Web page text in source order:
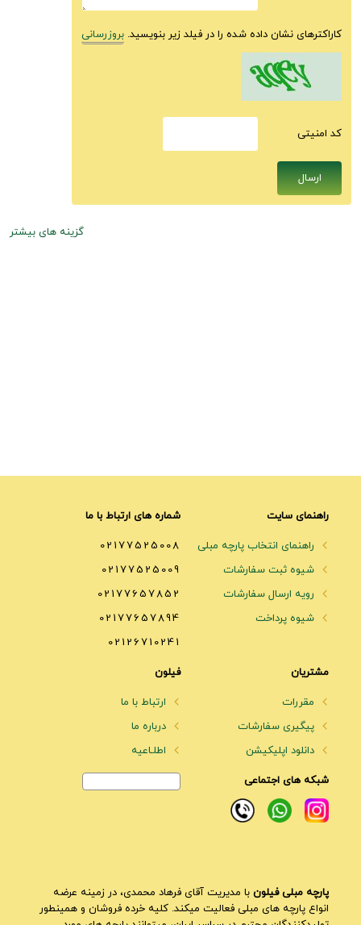
کاراکترهای نشان داده شده را در فیلد زیر بنویسید. بروزرسانی
كد امنيتى
گزینه های بیشتر
راهنمای سایت
راهنمای انتخاب پارچه مبلی
شیوه ثبت سفارشات
رویه ارسال سفارشات
شیوه پرداخت
شماره های ارتباط با ما
02177525008
02177525009
02177657852
02177657894
02126710241
مشتریان
مقررات
پیگیری سفارشات
دانلود اپلیکیشن
فیلون
ارتباط با ما
درباره ما
اطلـاعیه
شبکه های اجتماعی
پارچه مبلی فیلون با مدیریت آقای فرهاد محمدی، در زمینه عرضه
انواع پارچه های مبلی فعالیت میکند. کلیه خرده فروشان و همینطور